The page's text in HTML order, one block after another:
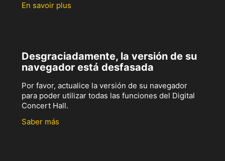
En savoir plus
Desgraciadamente, la versión de su
navegador está desfasada
Por favor, actualice la versión de su navegador
para poder utilizar todas las funciones del Digital
Concert Hall.
Saber más